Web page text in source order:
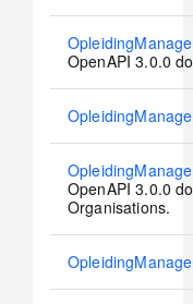
No
new
OpenAPI 3.0.0
No
No
new
posts
OpenAPI 3.0.0
Organisations.
No